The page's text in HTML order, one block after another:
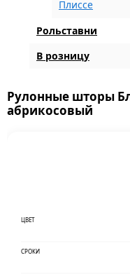
Плиссе
Рольставни
В розницу
Рулонные шторы
абрикосовый
ЦВЕТ
СРОКИ